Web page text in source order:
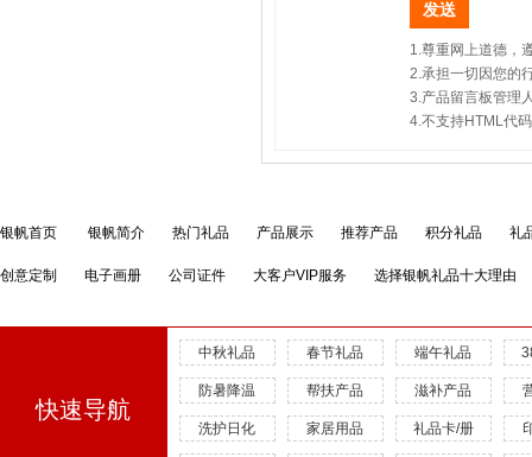
1.尊重网上道德，
2.承担一切因您的
3.产品留言板管理
4.不支持HTML代
银帆首页 银帆简介 热门礼品 产品展示 推荐产品 积分礼品 礼
创意定制 电子画册 公司证件 大客户VIP服务 选择银帆礼品十大理由
快速导航
中秋礼品 春节礼品 端午礼品
防暑降温 帮扶产品 滋补产品
洗护日化 家居用品 礼品卡/册